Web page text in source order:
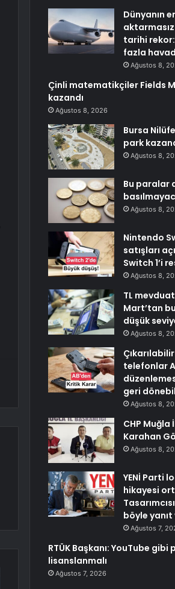
Dünyanın
tarihi
fazla
Ağustos 8,
Çinli matematikçiler Fields
kazandı
Ağustos 8, 2026
Bursa
park
Ağustos 8,
Bu paralar
Ağustos 8,
Nintendo
satışları
Switch 1’i
Ağustos 8,
TL
Mart’tan
düşük
Ağustos 8,
telefonlar
geri
Ağustos 8,
CHP Muğla
Karahan
Ağustos 8,
YENİ Parti
hikayesi
böyle
Ağustos 7,
RTÜK Başkanı: YouTube
lisanslanmalı
Ağustos 7, 2026